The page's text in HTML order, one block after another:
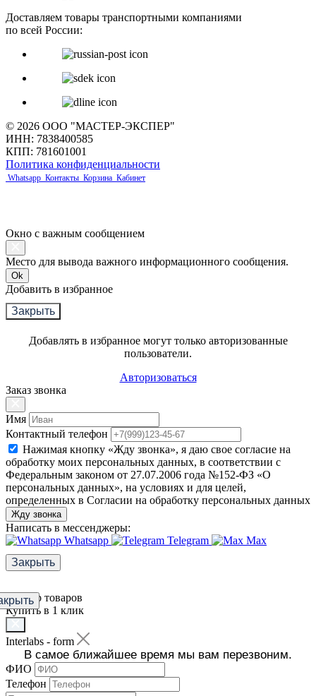
Доставляем товары транспортными компаниями
по всей России:
© 2026 ООО "МАСТЕР-ЭКСПЕР"
ИНН: 7838400585
КПП: 781601001
Политика конфиденциальности
Whatsapp Контакты Корзина Кабинет
Окно с важным сообщением
Место для вывода важного информационного сообщения.
Ok
Добавить в избранное
Закрыть
Добавлять в избранное могут только авторизованные
пользователи.
Авторизоваться
Заказ звонка
Имя
Контактный телефон
Нажимая кнопку «Жду звонка», я даю свое согласие на
обработку моих персональных данных, в соответствии с
Федеральным законом от 27.07.2006 года №152-ФЗ «О
персональных данных», на условиях и для целей,
определенных в Согласии на обработку персональных данных
Жду звонка
Написать в мессенджеры:
Whatsapp
Telegram
Max
Закрыть
Фильтр товаров
Купить в 1 клик
Interlabs - form
В самое ближайшее время мы вам перезвоним.
ФИО
Телефон